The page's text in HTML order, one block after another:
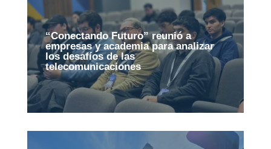
“Conectando Futuro” reunió a
empresas y academia para analizar
los desafíos de las
telecomunicaciones